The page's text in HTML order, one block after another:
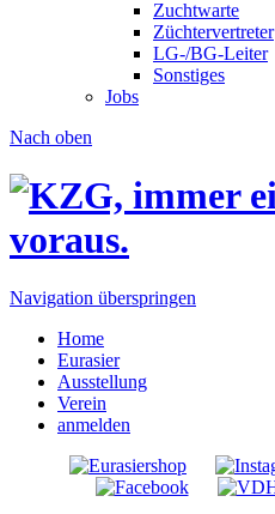
Zuchtwarte
Züchtervertreter
LG-/BG-Leiter
Sonstiges
Jobs
Nach oben
Navigation überspringen
Home
Eurasier
Ausstellung
Verein
anmelden